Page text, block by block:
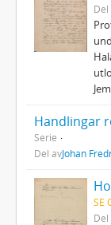
Del
Serie
Del avJohan
SE
Del